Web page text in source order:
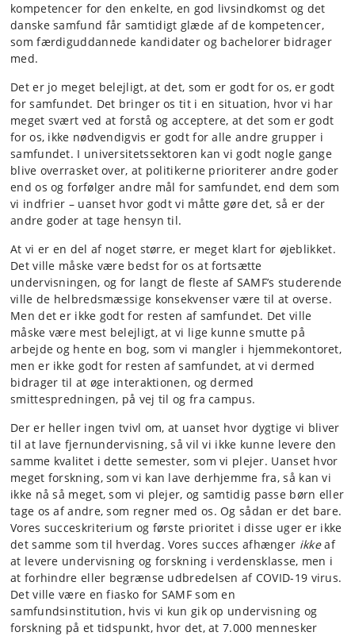
kompetencer for den enkelte, en god livsindkomst og det
danske samfund får samtidigt glæde af de kompetencer,
som færdiguddannede kandidater og bachelorer bidrager
med.
Det er jo meget belejligt, at det, som er godt for os, er godt
for samfundet. Det bringer os tit i en situation, hvor vi har
meget svært ved at forstå og acceptere, at det som er godt
for os, ikke nødvendigvis er godt for alle andre grupper i
samfundet. I universitetssektoren kan vi godt nogle gange
blive overrasket over, at politikerne prioriterer andre goder
end os og forfølger andre mål for samfundet, end dem som
vi indfrier – uanset hvor godt vi måtte gøre det, så er der
andre goder at tage hensyn til.
At vi er en del af noget større, er meget klart for øjeblikket.
Det ville måske være bedst for os at fortsætte
undervisningen, og for langt de fleste af SAMF’s studerende
ville de helbredsmæssige konsekvenser være til at overse.
Men det er ikke godt for resten af samfundet. Det ville
måske være mest belejligt, at vi lige kunne smutte på
arbejde og hente en bog, som vi mangler i hjemmekontoret,
men er ikke godt for resten af samfundet, at vi dermed
bidrager til at øge interaktionen, og dermed
smittespredningen, på vej til og fra campus.
Der er heller ingen tvivl om, at uanset hvor dygtige vi bliver
til at lave fjernundervisning, så vil vi ikke kunne levere den
samme kvalitet i dette semester, som vi plejer. Uanset hvor
meget forskning, som vi kan lave derhjemme fra, så kan vi
ikke nå så meget, som vi plejer, og samtidig passe børn eller
tage os af andre, som regner med os. Og sådan er det bare.
Vores succeskriterium og første prioritet i disse uger er ikke
det samme som til hverdag. Vores succes afhænger ikkeaf
at levere undervisning og forskning i verdensklasse, men i
at forhindre eller begrænse udbredelsen af COVID-19 virus.
Det ville være en fiasko for SAMF som en
samfundsinstitution, hvis vi kun gik op undervisning og
forskning på et tidspunkt, hvor det, at 7.000 mennesker